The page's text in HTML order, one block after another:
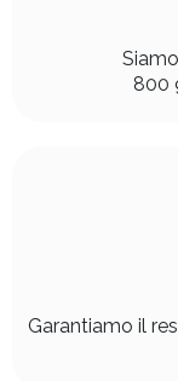
800
Garantiamo il